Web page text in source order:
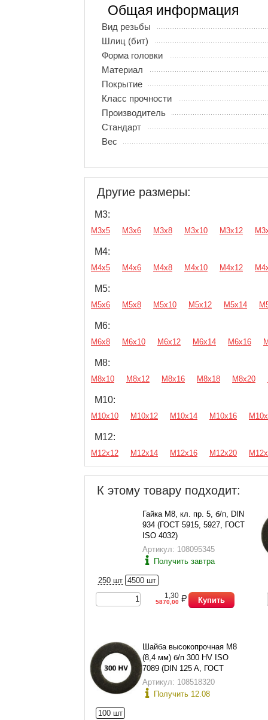
Общая информация
Вид резьбы
Шлиц (бит)
Форма головки
Материал
Покрытие
Класс прочности
Производитель
Стандарт
Вес
Другие размеры:
М3:
М3х5 М3х6 М3х8 М3х10 М3х12
М4:
М4х5 М4х6 М4х8 М4х10 М4х12
М5:
М5х6 М5х8 М5х10 М5х12 М5х14
М6:
М6х8 М6х10 М6х12 М6х14 М6х16
М8:
М8х10 М8х12 М8х16 М8х18 М8х20
М10:
М10х10 М10х12 М10х14 М10х16
М12:
М12х12 М12х14 М12х16 М12х20
К этому товару подходит:
Гайка М8, кл. пр. 5, б/п, DIN
934 (ГОСТ 5915, 5927, ГОСТ
ISO 4032)
Артикул: 108095345
Получить завтра
250 шт 4500 шт
1,30
5870,00 Купить
Шайба высокопрочная М8
(8,4 мм) б/п 300 HV ISO
7089 (DIN 125 A, ГОСТ
11371-78 исп.1)
Артикул: 108518320
Получить 12.08
100 шт